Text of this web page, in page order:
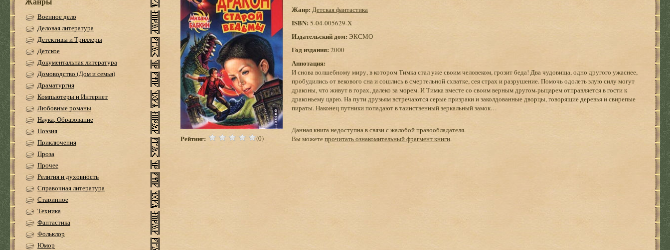
Военное дело
Деловая литература
Детективы и Триллеры
Детское
Документальная литература
Домоводство (Дом и семья)
Драматургия
Компьютеры и Интернет
Любовные романы
Наука, Образование
Поэзия
Приключения
Проза
Прочее
Религия и духовность
Справочная литература
Старинное
Техника
Фантастика
Фольклор
Юмор
Рейтинг: (0)
Жанр: Детская фантастика
ISBN: 5-04-005629-X
Издательский дом: ЭКСМО
Год издания: 2000
Аннотация:
И снова волшебному миру, в котором Тимка стал уже своим человеком, грозит беда! Два чудовища, одно другого ужаснее,
пробудились от векового сна и сошлись в смертельной схватке, сея страх и разрушение. Помочь одолеть злую силу могут
драконы, что живут в горах, далеко за морем. И Тимка вместе со своим верным другом-рыцарем отправляется в гости к
драконьему царю. На пути друзьям встречаются серые призраки и заколдованные дворцы, говорящие деревья и свирепые
пираты. Наконец путники попадают в таинственный зеркальный замок…
Данная книга недоступна в связи с жалобой правообладателя.
Вы можетепрочитать ознакомительный фрагмент книги.